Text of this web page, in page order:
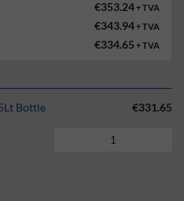
€353.24+ TVA
€343.94+ TVA
€334.65 + TVA
Bottle €331.65